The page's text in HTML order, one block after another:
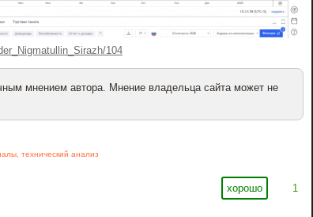
104
мнением автора. Мнение владельца сайта может не
технический анализ
хорошо
1